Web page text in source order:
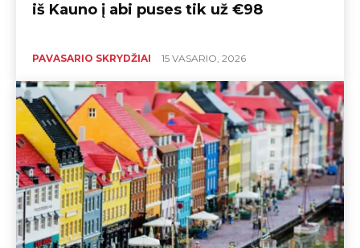
iš Kauno į abi puses tik už €98
PAVASARIO SKRYDŽIAI 15 VASARIO, 2026